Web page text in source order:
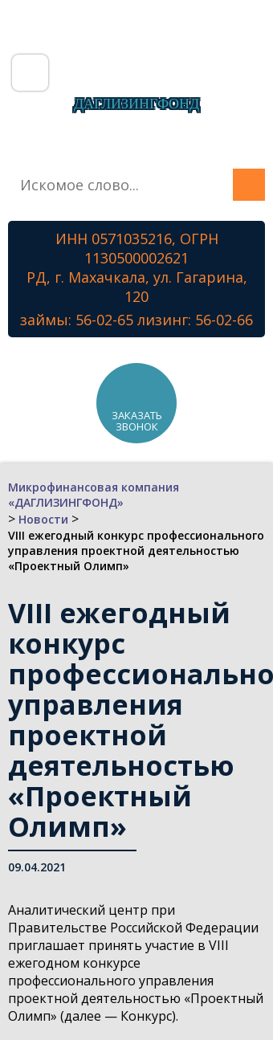
ДАГЛИЗИНГФОНД
О фонде
Лизинг
Наши проекты
Знамя Победы
ИНН 0571035216, ОГРН
1130500002621
РД, г. Махачкала, ул. Гагарина,
120
займы: 56-02-65 лизинг: 56-02-66
ЗАКАЗАТЬ
ЗВОНОК
Микрофинансовая компания
«ДАГЛИЗИНГФОНД»
> Новости >
VIII ежегодный конкурс профессионального
управления проектной деятельностью
«Проектный Олимп»
VIII ежегодный
конкурс
управления
проектной
деятельностью
«Проектный
Олимп»
09.04.2021
Аналитический центр при
Правительстве Российской Федерации
приглашает принять участие в VIII
ежегодном конкурсе
профессионального управления
проектной деятельностью «Проектный
Олимп» (далее — Конкурс).